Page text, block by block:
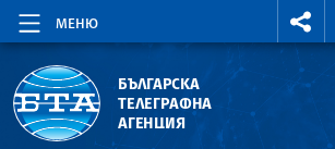
МЕНЮ
БЪЛГАРСКА
ТЕЛЕГРАФНА
АГЕНЦИЯ